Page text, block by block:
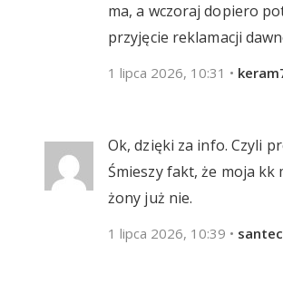
ma, a wczoraj dopiero
przyjęcie reklamacji
1 lipca 2026, 10:31 •
Ok, dzięki za info. Czyli
Śmieszy fakt, że moja kk
żony już nie.
1 lipca 2026, 10:39 •